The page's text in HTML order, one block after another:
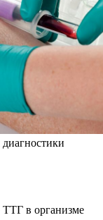
диагностики
в организме